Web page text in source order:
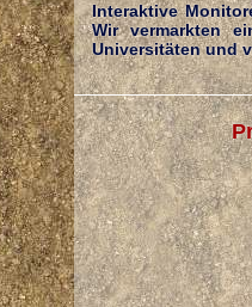
Interaktive
Wir vermarkten
Universitäten und